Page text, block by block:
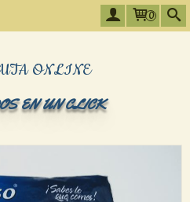
0
ONLINE
EN UN CLICK